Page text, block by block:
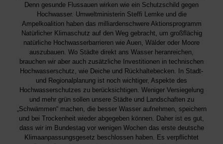
Denn gesunde Flussauen wirken wie ein Schutzschild gegen
Hochwasser. Umweltministerin Steffi Lemke und die
Ampelkoalition haben das milliardenschwere Aktionsprogramm
Natürlicher Klimaschutz auf den Weg gebracht, um großflächig
natürliche Hochwasserbarrieren wie Auen, Wälder oder Moore
auszubauen. Wo Städte direkt ans Wasser heranreichen,
brauchen wir aber auch zusätzliche Investitionen in technischen
Hochwasserschutz, wie Deiche und Rückhaltebecken. In Stadt-
und Regionalplanung ist noch wichtiger, Aspekte des
Hochwasserschutzes zu berücksichtigen. Weniger Versiegelung
und mehr grün sollen unsere Städte und Landschaften zu
„Schwämmen“ machen, die besser Wasser aufnehmen, speichern
und bei Trockenheit wieder abgegeben können. Daher ist es gut,
dass wir im Bundestag vor wenigen Wochen das erste deutsche
Klimaanpassungsgesetz beschlossen haben. Es verpflichtet